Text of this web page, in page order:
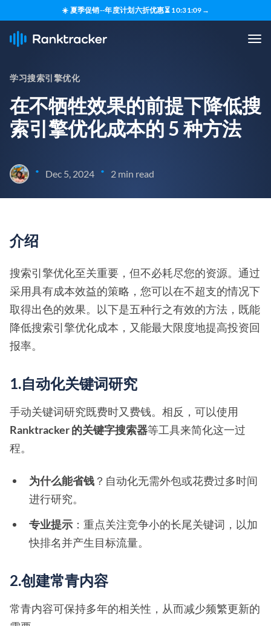
☀️ 夏季促销--年度计划六折优惠⏳ 10:31:08 →
学习搜索引擎优化
在不牺牲效果的前提下降低搜
索引擎优化成本的 5 种方法
• Dec 5, 2024 • 2 min read
介绍
搜索引擎优化至关重要，但不必耗尽您的资源。通过
采用具有成本效益的策略，您可以在不超支的情况下
取得出色的效果。以下是五种行之有效的方法，既能
降低搜索引擎优化成本，又能最大限度地提高投资回
报率。
1.自动化关键词研究
手动关键词研究既费时又费钱。相反，可以使用
Ranktracker 的关键字搜索器等工具来简化这一过
程。
为什么能省钱 ？自动化无需外包或花费过多时间
进行研究。
专业提示 ：重点关注竞争小的长尾关键词，以加
快排名并产生目标流量。
2.创建常青内容
常青内容可保持多年的相关性，从而减少频繁更新的